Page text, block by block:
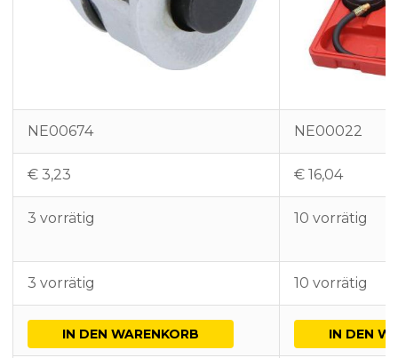
NE00674 NE00022
€ 3,23 € 16,04
3 vorrätig 10 vorrätig
3 vorrätig 10 vorrätig
IN DEN WARENKORB IN DEN